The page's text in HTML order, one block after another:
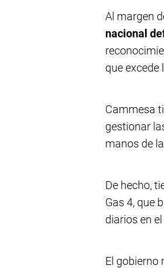
Al margen
nacional
que
Cammesa
gestionar
manos de
De hecho,
Gas 4, que
diarios en
El gobierno